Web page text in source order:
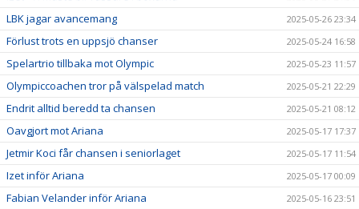
LBK jagar avancemang 2025-05-26 23:34
Förlust trots en uppsjö chanser 2025-05-24 16:58
Spelartrio tillbaka mot Olympic 2025-05-23 11:57
Olympiccoachen tror på välspelad match 2025-05-21 22:29
Endrit alltid beredd ta chansen 2025-05-21 08:12
Oavgjort mot Ariana 2025-05-17 17:37
Jetmir Koci får chansen i seniorlaget 2025-05-17 11:54
Izet inför Ariana 2025-05-17 00:09
Fabian Velander inför Ariana 2025-05-16 23:51